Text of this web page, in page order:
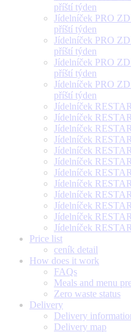
příští týden
Jídelníček PRO
příští týden
Jídelníček PRO
příští týden
Jídelníček PRO
příští týden
Jídelníček PRO
příští týden
Jídelníček
Jídelníček
Jídelníček
Jídelníček
Jídelníček
Jídelníček
Jídelníček
Jídelníček
Jídelníček
Jídelníček
Jídelníček
Jídelníček
Price list
ceník detail
How does it work
FAQs
Meals and menu
Zero waste status
Delivery
Delivery
Delivery map